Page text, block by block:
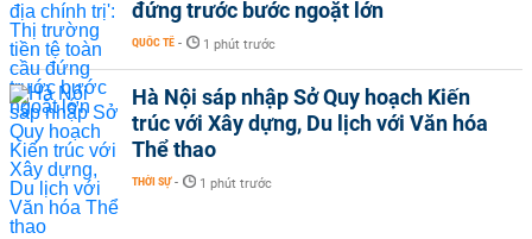
đứng trước bước ngoặt lớn
QUỐC TẾ - 1 phút trước
Hà Nội sáp nhập Sở Quy hoạch Kiến
trúc với Xây dựng, Du lịch với Văn hóa
Thể thao
THỜI SỰ - 1 phút trước